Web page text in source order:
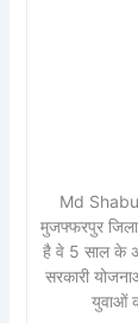
Md
मुजफ्फरपुर
है वे 5 साल के
सरकारी
युवाओं